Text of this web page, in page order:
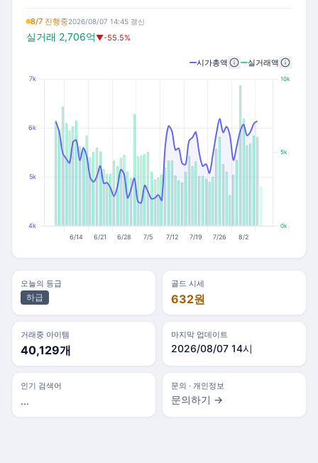
8/7 진행중2026/08/07 14:45 갱신
실거래 2,706억▼-55.5%
시가총액 실거래액
오늘의 등급
하급
골드 시세
632원
거래중 아이템
40,129개
마지막 업데이트
2026/08/07 14시
인기 검색어
...
문의 · 개인정보
문의하기 →